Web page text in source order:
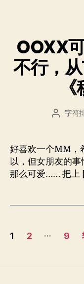
OOXX
不行，
文
者
字符
好喜欢一个MM，
以，但女朋友的
那么可爱…… 把上
文
分
1 2 … 9